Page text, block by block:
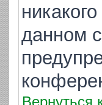
данном
Вернуться